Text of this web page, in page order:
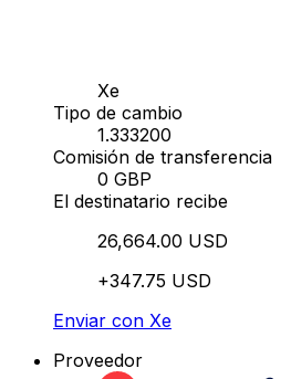
Xe
Tipo de cambio
1.333200
Comisión de transferencia
0 GBP
El destinatario recibe
26,664.00 USD
+347.75 USD
Enviar con Xe
Proveedor